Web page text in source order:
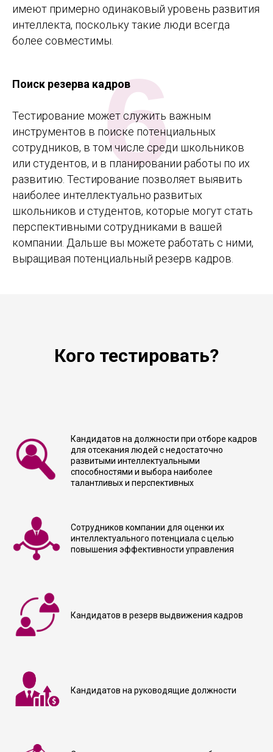
имеют примерно одинаковый уровень развития
интеллекта, поскольку такие люди всегда
более совместимы.
Поиск резерва кадров
Тестирование может служить важным
инструментов в поиске потенциальных
сотрудников, в том числе среди школьников
или студентов, и в планировании работы по их
развитию. Тестирование позволяет выявить
наиболее интеллектуально развитых
школьников и студентов, которые могут стать
перспективными сотрудниками в вашей
компании. Дальше вы можете работать с ними,
выращивая потенциальный резерв кадров.
6
Кого тестировать?
Кандидатов на должности при отборе кадров
для отсекания людей с недостаточно
развитыми интеллектуальными
способностями и выбора наиболее
талантливых и перспективных
Сотрудников компании для оценки их
интеллектуального потенциала с целью
повышения эффективности управления
Кандидатов в резерв выдвижения кадров
Кандидатов на руководящие должности